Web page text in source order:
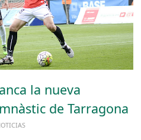
la nueva
de Tarragona